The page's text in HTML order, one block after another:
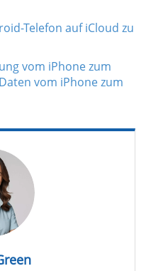
Telefon auf iCloud zu
vom iPhone zum
vom iPhone zum